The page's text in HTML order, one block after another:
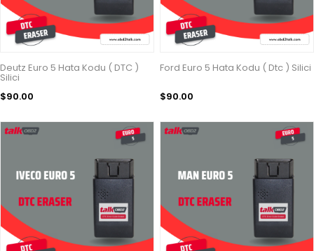
Deutz Euro 5 Hata Kodu ( DTC )
Silici
$90.00
Ford Euro 5 Hata Kodu ( Dtc ) Silici
$90.00